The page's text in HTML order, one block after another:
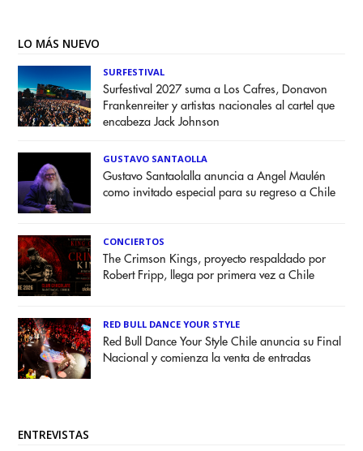
LO MÁS NUEVO
SURFESTIVAL
Surfestival 2027 suma a Los Cafres, Donavon
Frankenreiter y artistas nacionales al cartel que
encabeza Jack Johnson
GUSTAVO SANTAOLLA
Gustavo Santaolalla anuncia a Angel Maulén
como invitado especial para su regreso a Chile
CONCIERTOS
The Crimson Kings, proyecto respaldado por
Robert Fripp, llega por primera vez a Chile
RED BULL DANCE YOUR STYLE
Red Bull Dance Your Style Chile anuncia su Final
Nacional y comienza la venta de entradas
ENTREVISTAS